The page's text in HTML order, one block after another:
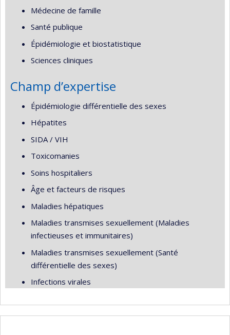
Médecine de famille
Santé publique
Épidémiologie et biostatistique
Sciences cliniques
Champ d’expertise
Épidémiologie différentielle des sexes
Hépatites
SIDA / VIH
Toxicomanies
Soins hospitaliers
Âge et facteurs de risques
Maladies hépatiques
Maladies transmises sexuellement (Maladies
infectieuses et immunitaires)
Maladies transmises sexuellement (Santé
différentielle des sexes)
Infections virales